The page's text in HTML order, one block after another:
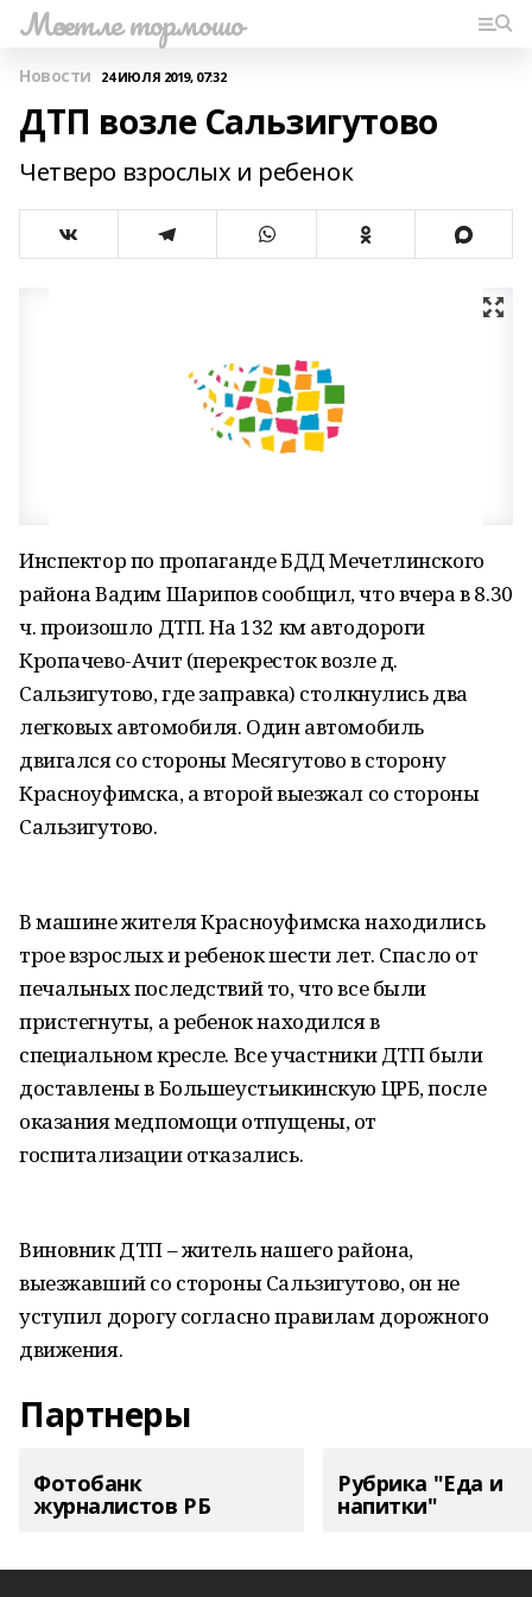
Мәсетле тормошо
Новости 24 ИЮЛЯ 2019, 07:32
ДТП возле Сальзигутово
Четверо взрослых и ребенок
Инспектор по пропаганде БДД Мечетлинского
района Вадим Шарипов сообщил, что вчера в 8.30
ч. произошло ДТП. На 132 км автодороги
Кропачево-Ачит (перекресток возле д.
Сальзигутово, где заправка) столкнулись два
легковых автомобиля. Один автомобиль
двигался со стороны Месягутово в сторону
Красноуфимска, а второй выезжал со стороны
Сальзигутово.
В машине жителя Красноуфимска находились
трое взрослых и ребенок шести лет. Спасло от
печальных последствий то, что все были
пристегнуты, а ребенок находился в
специальном кресле. Все участники ДТП были
доставлены в Большеустьикинскую ЦРБ, после
оказания медпомощи отпущены, от
госпитализации отказались.
Виновник ДТП – житель нашего района,
выезжавший со стороны Сальзигутово, он не
уступил дорогу согласно правилам дорожного
движения.
Партнеры
Фотобанк
журналистов РБ
Рубрика "Еда и
напитки"